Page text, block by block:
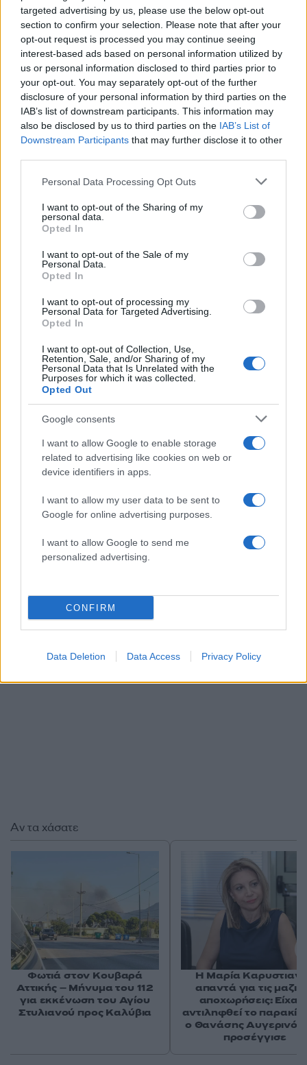
targeted advertising by us, please use the below opt-out
section to confirm your selection. Please note that after your
opt-out request is processed you may continue seeing
interest-based ads based on personal information utilized by
us or personal information disclosed to third parties prior to
your opt-out. You may separately opt-out of the further
disclosure of your personal information by third parties on the
IAB’s list of downstream participants. This information may
also be disclosed by us to third parties on the IAB’s List of
Downstream Participants that may further disclose it to other
Please note that this website/app uses one or more Google
not limited to your visit or usage behaviour. You may click to
grant or deny consent to Google and its third-party tags to
use your data for below specified purposes in below Google
consent section.
Personal Data Processing Opt Outs
I want to opt-out of the Sharing of my
personal data.
Opted In
I want to opt-out of the Sale of my
Personal Data.
Opted In
I want to opt-out of processing my
Personal Data for Targeted Advertising.
Opted In
I want to opt-out of Collection, Use,
Retention, Sale, and/or Sharing of my
Personal Data that Is Unrelated with the
Purposes for which it was collected.
Opted Out
Google consents
I want to allow Google to enable storage
related to advertising like cookies on web or
device identifiers in apps.
I want to allow my user data to be sent to
Google for online advertising purposes.
I want to allow Google to send me
personalized advertising.
CONFIRM
Data Deletion Data Access Privacy Policy
εκδοτήριο θύρας 12 από τις 18:00 έως και 30’
μετά την έναρξη του αγώνα
Σας περιμένουμε όλους απόψε στο Ολυμπιακό
Στάδιο για το μεγάλο ταξίδι της ομάδας μας στα
αστέρια!
κάθε ενδεχόμενη τιμωρία και την στηρίζουμε με
υπομονή από το πρώτο μέχρι το τελευταίο
λεπτό!
Η ΑΕΚ χρειάζεται ΜΟΝΟ την υποστήριξη και τη
φωνή σας. Χρειάζεται την ατμόσφαιρα, που μόνο
εσείς μπορείτε να δημιουργήσετε!
μας είναι προγραμματισμένο στις 22.00 στο
Ολυμπιακό Στάδιο! ”
To μήνυμα της ΠΑΕ ΑΕΚ στους φιλάθλους
της για τον αποψινό αγώνα με την
Μπενφίκα!https://t.co/4yQAs8fkz1
#aekfcseason2018_19 #aekfamily
pic.twitter.com/x10M1KWPJd
— AEK F.C. (@AEK_FC_OFFICIAL)
October
ΔΙΑΦΗΜΙΣΗ
Αν τα χάσατε
Φωτιά στον Κουβαρά
Αττικής – Μήνυμα του 112
για εκκένωση του Αγίου
Στυλιανού προς Καλύβια
Η Μαρία
απαντά για τις
αποχωρήσεις:
αντιληφθεί το
ο Θανάσης Αυγερινός
προσέγγισε